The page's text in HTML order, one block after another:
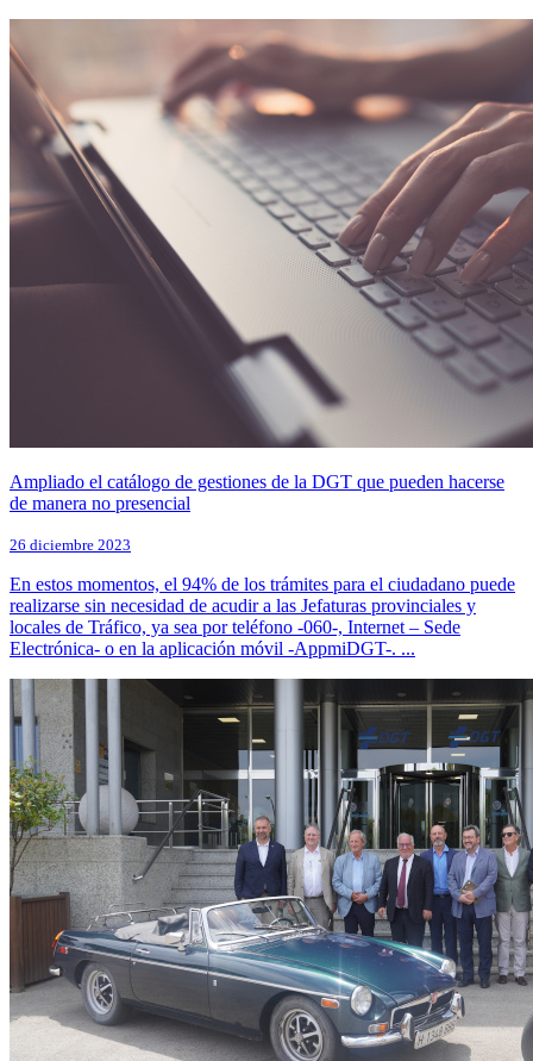
Ampliado el catálogo de gestiones de la DGT que pueden hacerse
de manera no presencial
26 diciembre 2023
En estos momentos, el 94% de los trámites para el ciudadano puede
realizarse sin necesidad de acudir a las Jefaturas provinciales y
locales de Tráfico, ya sea por teléfono -060-, Internet – Sede
Electrónica- o en la aplicación móvil -AppmiDGT-. ...